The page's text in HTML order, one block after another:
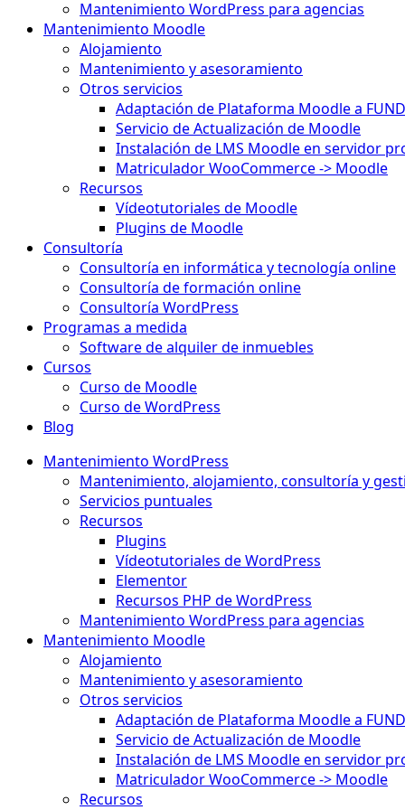
Mantenimiento WordPress para agencias
Mantenimiento Moodle
Alojamiento
Mantenimiento y asesoramiento
Otros servicios
Adaptación de Plataforma Moodle a
Servicio de Actualización de Moodle
Instalación de LMS Moodle en servidor
Matriculador WooCommerce -> Moodle
Recursos
Vídeotutoriales de Moodle
Plugins de Moodle
Consultoría
Consultoría en informática y tecnología online
Consultoría de formación online
Consultoría WordPress
Programas a medida
Software de alquiler de inmuebles
Cursos
Curso de Moodle
Curso de WordPress
Blog
Mantenimiento WordPress
Mantenimiento, alojamiento, consultoría y
Servicios puntuales
Recursos
Plugins
Vídeotutoriales de WordPress
Elementor
Recursos PHP de WordPress
Mantenimiento WordPress para agencias
Mantenimiento Moodle
Alojamiento
Mantenimiento y asesoramiento
Otros servicios
Adaptación de Plataforma Moodle a
Servicio de Actualización de Moodle
Instalación de LMS Moodle en servidor
Matriculador WooCommerce -> Moodle
Recursos